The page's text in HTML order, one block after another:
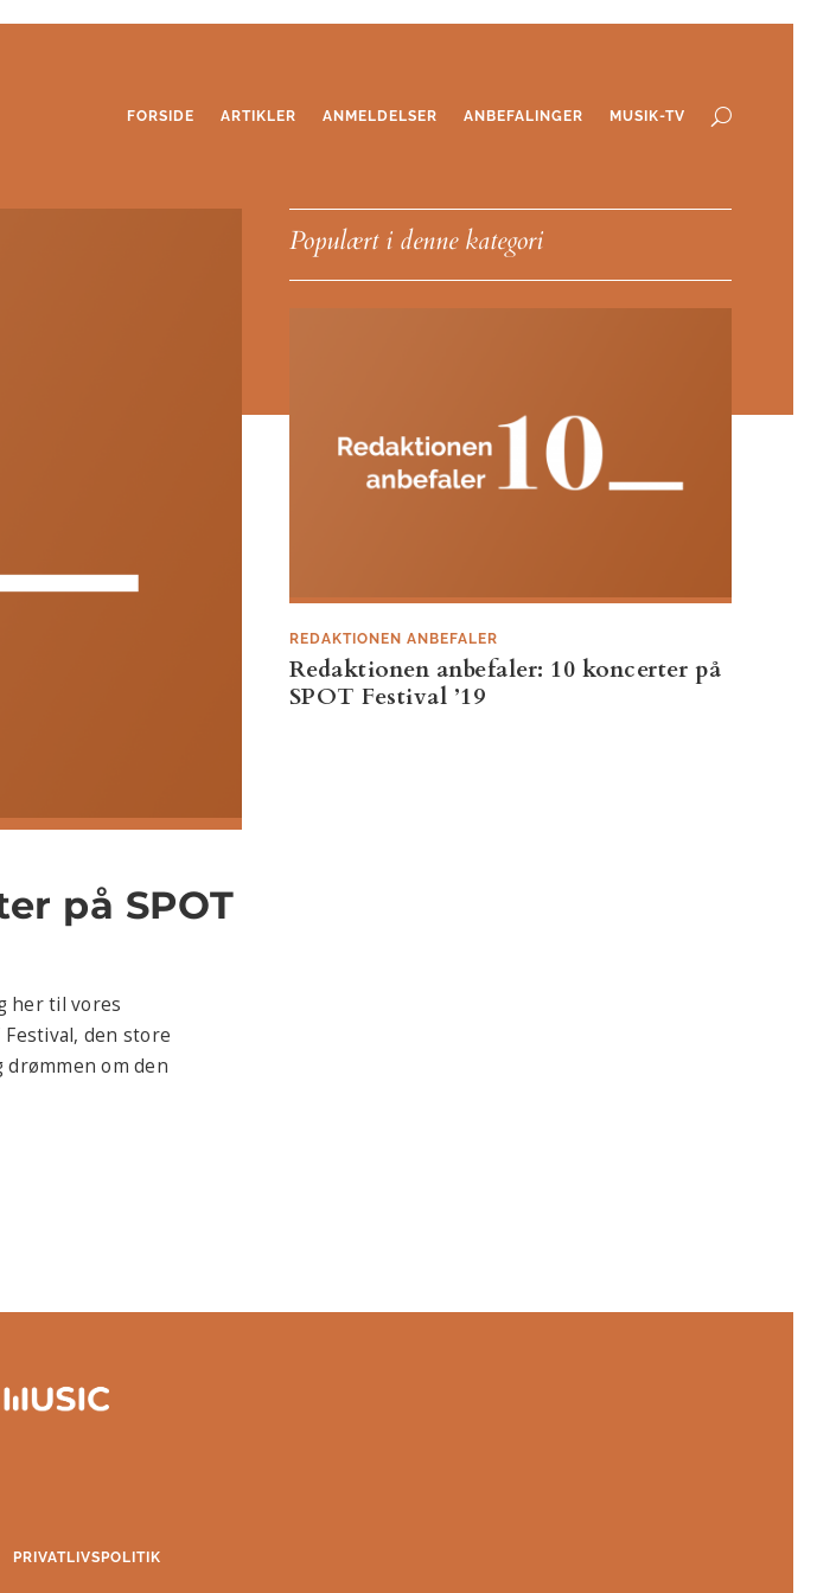
FORSIDE ARTIKLER ANMELDELSER ANBEFALINGER MUSIK-TV
på SPOT
her til vores
den store
om den
Populært i denne kategori
REDAKTIONEN ANBEFALER
Redaktionen anbefaler: 10 koncerter på
SPOT Festival ’19
PRIVATLIVSPOLITIK